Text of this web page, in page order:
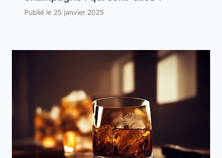
Publié le 25 janvier 2025